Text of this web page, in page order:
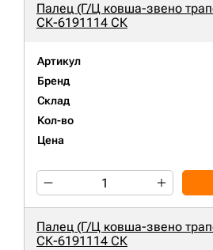
Палец (Г/Ц ковша-звено
СК-6191114 СК
Артикул
Бренд
Склад
Кол-во
Цена
Палец (Г/Ц ковша-звено
СК-6191114 СК